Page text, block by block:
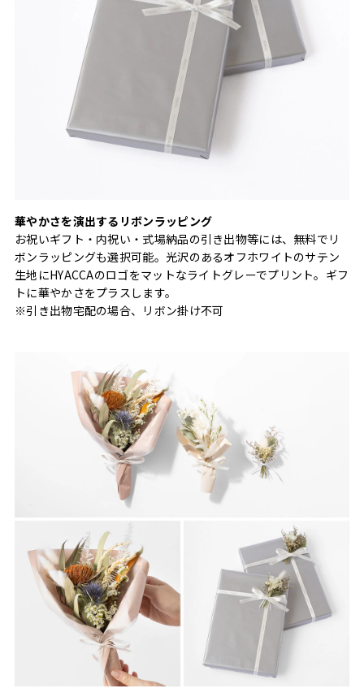
華やかさを演出するリボンラッピング
お祝いギフト・内祝い・式場納品の引き出物等には、無料でリ
ボンラッピングも選択可能。光沢のあるオフホワイトのサテン
生地にHYACCAのロゴをマットなライトグレーでプリント。ギフ
トに華やかさをプラスします。
※引き出物宅配の場合、リボン掛け不可